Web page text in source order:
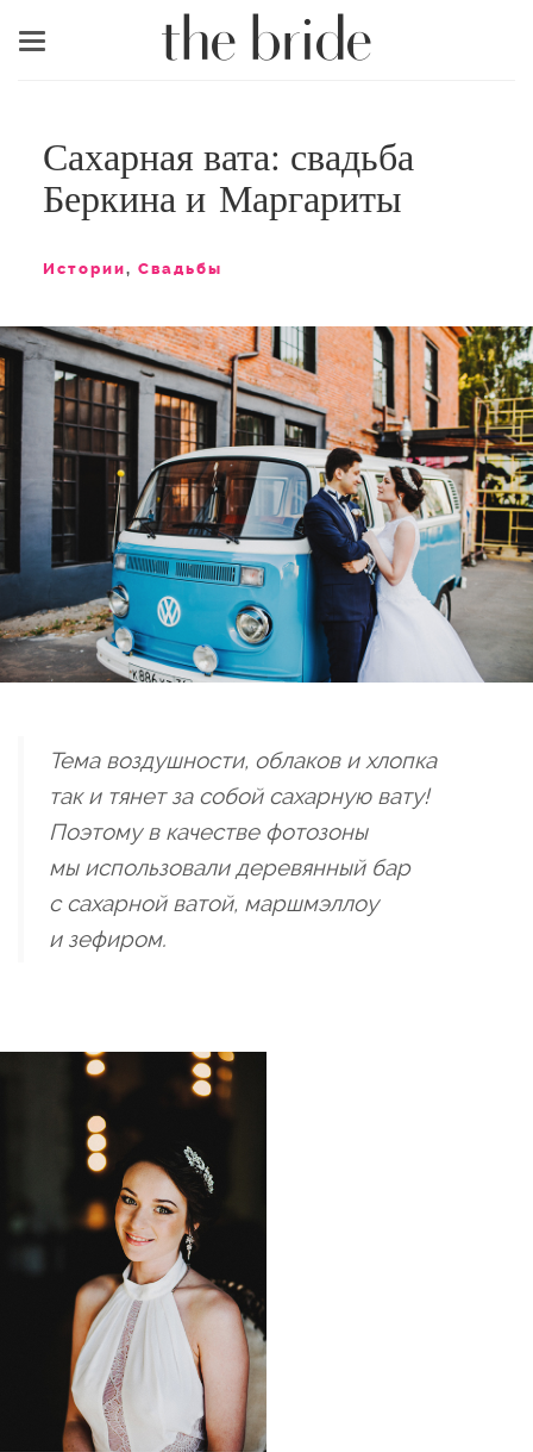
Меню
Сахарная вата: свадьба
Беркина и Маргариты
Истории, Свадьбы
Тема воздушности, облаков и хлопка
так и тянет за собой сахарную вату!
Поэтому в качестве фотозоны
мы использовали деревянный бар
с сахарной ватой, маршмэллоу
и зефиром.